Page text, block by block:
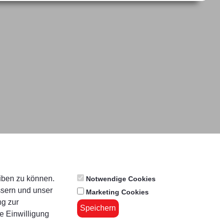
zu können.
und unser
zur
Einwilligung
Notwendige Cookies
Marketing Cookies
Speichern